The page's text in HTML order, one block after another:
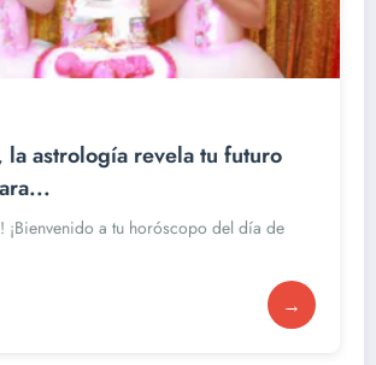
la astrología revela tu futuro
¡Bienvenido a tu horóscopo del día de
→